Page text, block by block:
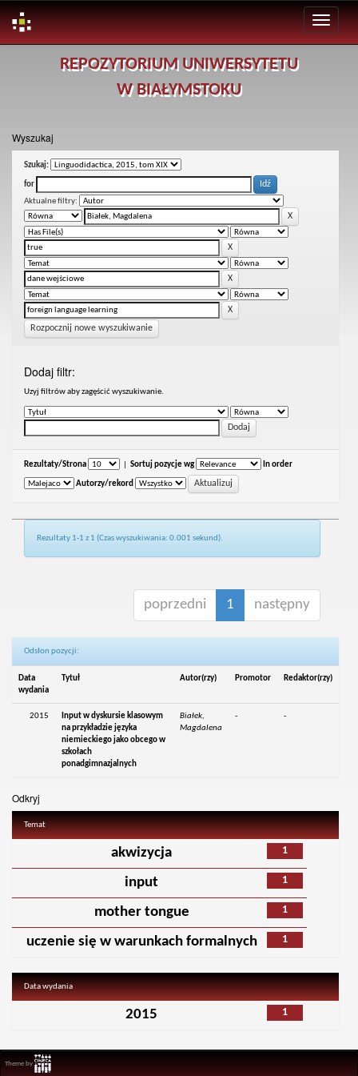
REPOZYTORIUM UNIWERSYTETU
W BIAŁYMSTOKU
Wyszukaj
Szukaj:
for
Aktualne filtry:
Rozpocznij nowe wyszukiwanie
Dodaj filtr:
Uzyj filtrów aby zagęścić wyszukiwanie.
Rezultaty/Strona Sortuj pozycje wg In order
Autorzy/rekord
Rezultaty 1-1 z 1 (Czas wyszukiwania: 0.001 sekund).
poprzedni 1 następny
Odsłon pozycji:
Data
wydania
Tytuł Autor(rzy) Promotor Redaktor(rzy)
2015
Input w dyskursie klasowym
na przykładzie języka
niemieckiego jako obcego w
szkołach
ponadgimnazjalnych
Białek,
Magdalena
- -
Odkryj
Temat
1
akwizycja
1
input
1
mother tongue
1
uczenie się w warunkach formalnych
Data wydania
1
2015
Theme by